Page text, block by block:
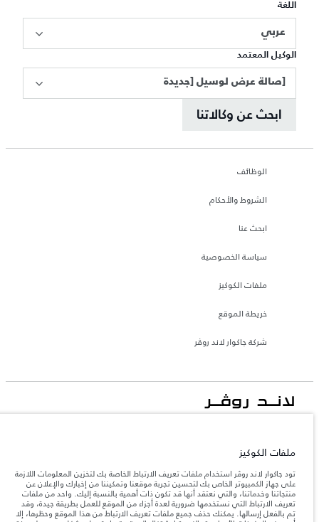
اللغة
عربي
الوكيل المعتمد
[صالة عرض لوسيل [جديدة
ابحث عن وكالاتنا
الوظائف
الشروط والأحكام
ابحث عنا
سياسة الخصوصية
ملفات الكوكيز
خريطة الموقع
شركة جاكوار لاند روڤر
العناصر المثبتة بعد نقطة التصنيع في الحمولة. تأكد من عدم تجاوز الوزن الإجمالي للسيارة
والحد الأقصى لأحمال المحور عند تحميل السيارة بالإكسسوارات والركاب والسوائل والوقود
والحمولة.
ملفات الكوكيز
تود جاكوار لاند روڤر استخدام ملفات تعريف الارتباط الخاصة بك لتخزين المعلومات اللازمة
على جهاز الكمبيوتر الخاص بك لتحسين تجربة موقعنا وتمكيننا من إخبارك والإعلان عن
منتجاتنا وخدماتنا، والتي نعتقد أنها قد تكون ذات أهمية بالنسبة إليك. واحد من ملفات
تعريف الارتباط التي نستخدمها ضرورية لعدة أجزاء من الموقع للعمل بطريقة جيدة، وقد
تم بالفعل إرسالها. يمكنك حذف جميع ملفات تعريف الارتباط من هذا الموقع وحظرها، إلا